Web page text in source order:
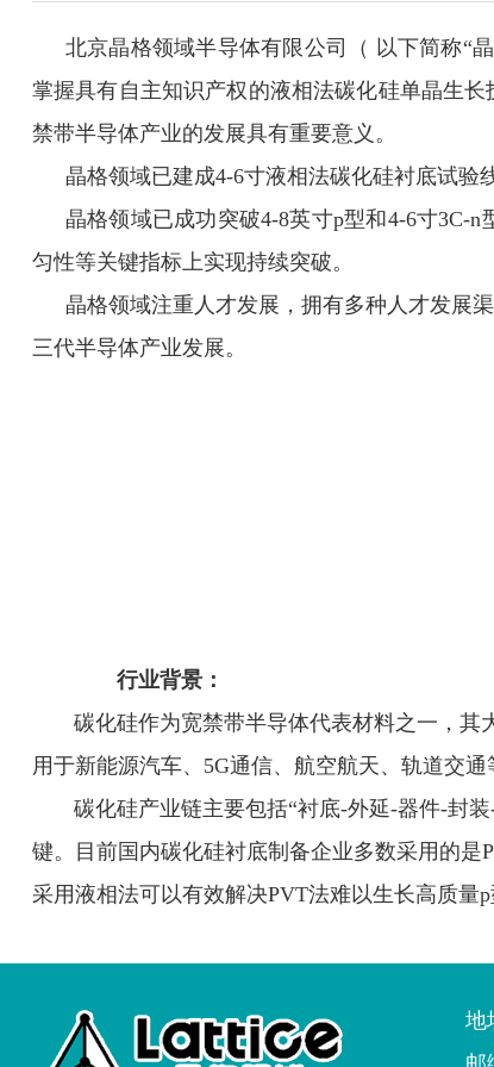
北京晶格领域半导体有限公司（ 以下简称“
掌握具有自主知识产权的液相法碳化硅单晶生
禁带半导体产业的发展具有重要意义。
晶格领域已建成4-6寸液相法碳化硅衬底试验
晶格领域已成功突破4-8英寸p型和4-6寸3C-
匀性等关键指标上实现持续突破。
晶格领域注重人才发展，拥有多种人才发展
三代半导体产业发展。
行业背景：
碳化硅作为宽禁带半导体代表材料之一，
用于新能源汽车、5G通信、航空航天、轨道交
碳化硅产业链主要包括“衬底-外延-器件-封装-
键。
目前国内碳化硅衬底制备企业多数采用的是
采用液相法可以有效解决PVT法难以生长高质量
地